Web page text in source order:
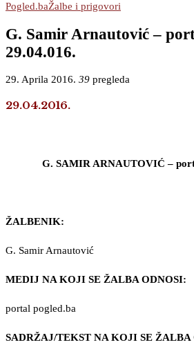
Pogled.baŽalbe i prigovori
G. Samir Arnautović –
29.04.016.
29. Aprila 2016. 39 pregleda
29.04.2016.
G. SAMIR ARNAUTOVIĆ –
ŽALBENIK:
G. Samir Arnautović
MEDIJ NA KOJI SE ŽALBA ODNOSI:
portal pogled.ba
SADRŽAJ/TEKST NA KOJI SE ŽALBA